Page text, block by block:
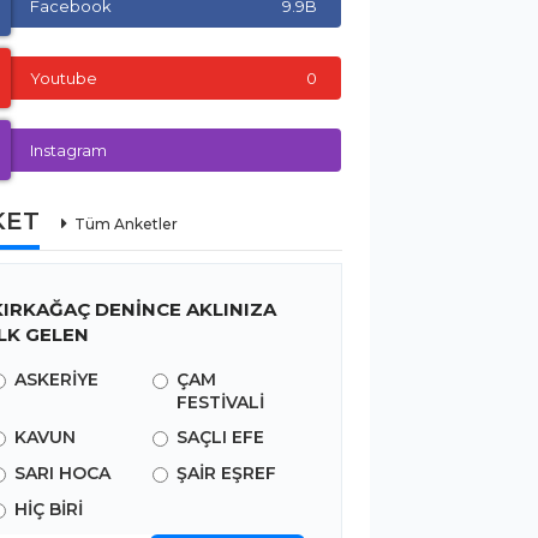
Facebook 9.9B
Youtube 0
Instagram
Tüm Anketler
DENİNCE AKLINIZA
GELEN
ASKERİYE
ÇAM
FESTİVALİ
KAVUN
SAÇLI EFE
SARI HOCA
ŞAİR EŞREF
HİÇ BİRİ